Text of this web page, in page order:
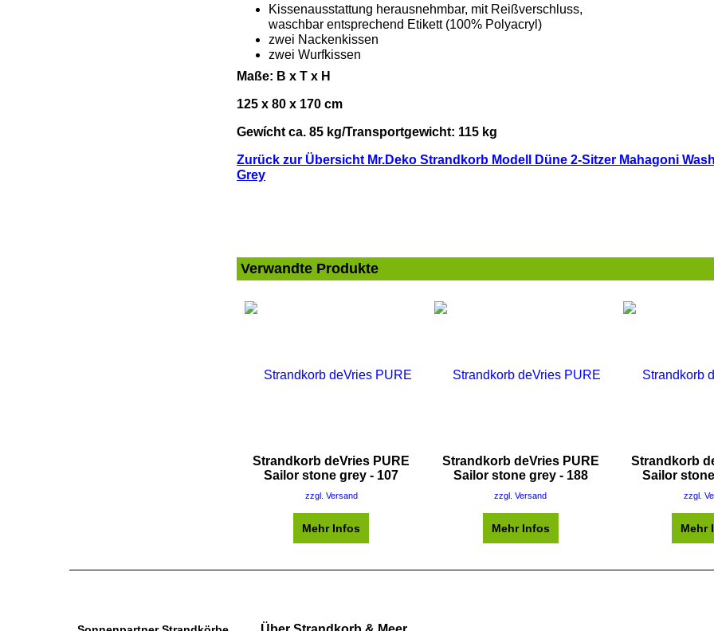
Kissenausstattung herausnehmbar, mit Reißverschluss,
waschbar entsprechend Etikett (100% Polyacryl)
zwei Nackenkissen
zwei Wurfkissen
Maße: B x T x H
125 x 80 x 170 cm
Gewícht ca. 85 kg/Transportgewicht: 115 kg
Zurück zur Übersicht Mr.Deko Strandkorb Modell Düne 2-Sitzer Mahagoni
Grey
Verwandte Produkte
Strandkorb deVries PURE
Sailor stone grey - 107
zzgl. Versand
Mehr Infos
Strandkorb deVries PURE
Sailor stone grey - 188
zzgl. Versand
Mehr Infos
Strandkorb
Sailor
zzgl.
Mehr